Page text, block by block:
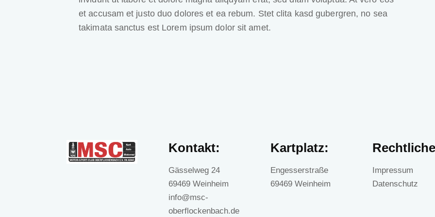
et accusam et justo duo dolores et ea rebum. Stet clita kasd gubergren, no sea
takimata sanctus est Lorem ipsum dolor sit amet.
Kontakt:
Gässelweg 24
69469 Weinheim
info@msc-
oberflockenbach.de
Kartplatz:
Engesserstraße
69469 Weinheim
Impressum
Datenschutz